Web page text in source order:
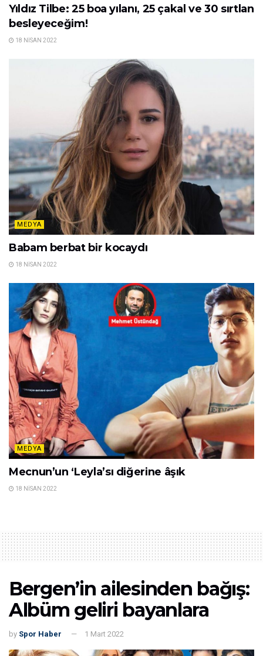
Yıldız Tilbe: 25 boa yılanı, 25 çakal ve 30 sırtlan
besleyeceğim!
18 NISAN 2022
MEDYA
Babam berbat bir kocaydı
18 NISAN 2022
MEDYA
Mecnun’un ‘Leyla’sı diğerine âşık
18 NISAN 2022
Bergen’in ailesinden bağış:
Albüm geliri bayanlara
by Spor Haber 1 Mart 2022